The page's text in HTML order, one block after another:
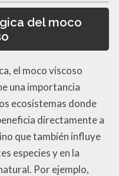
del moco
el moco viscoso
una importancia
ecosistemas donde
directamente a
que también influye
especies y en la
Por ejemplo,